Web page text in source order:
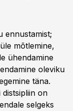
ennustamist;
mõtlemine,
ühendamine
oleviku
täna.
on
selgeks